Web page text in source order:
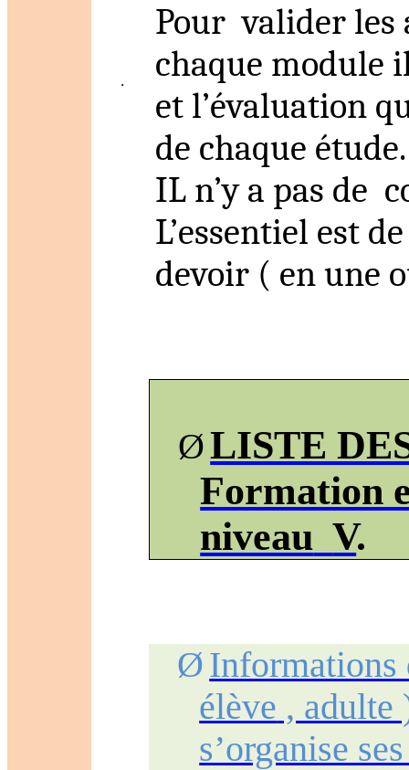
·
Pour valider les
chaque module
et l’évaluation
de chaque étude.
IL n’y a pas de
L’essentiel est
devoir ( enune
ØLISTE
Formation
niveau V.
ØInformations
élève , adulte
s’organise